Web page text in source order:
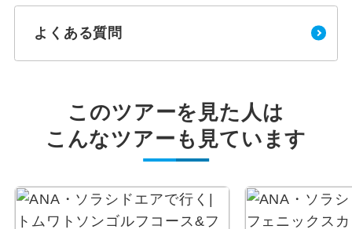
よくある質問
このツアーを見た人は
こんなツアーも見ています